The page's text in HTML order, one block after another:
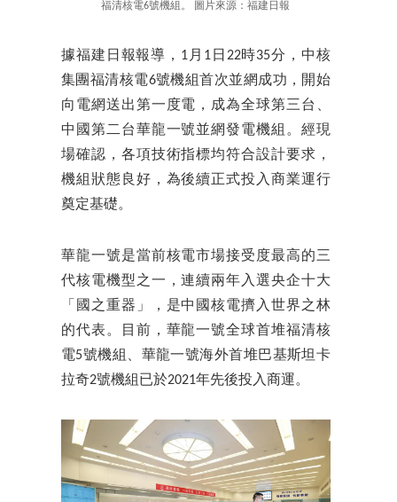
福清核電6號機組。 圖片來源：福建日報
據福建日報報導，1月1日22時35分，中核
集團福清核電6號機組首次並網成功，開始
向電網送出第一度電，成為全球第三台、
中國第二台華龍一號並網發電機組。經現
場確認，各項技術指標均符合設計要求，
機組狀態良好，為後續正式投入商業運行
奠定基礎。
華龍一號是當前核電市場接受度最高的三
代核電機型之一，連續兩年入選央企十大
「國之重器」，是中國核電擠入世界之林
的代表。目前，華龍一號全球首堆福清核
電5號機組、華龍一號海外首堆巴基斯坦卡
拉奇2號機組已於2021年先後投入商運。